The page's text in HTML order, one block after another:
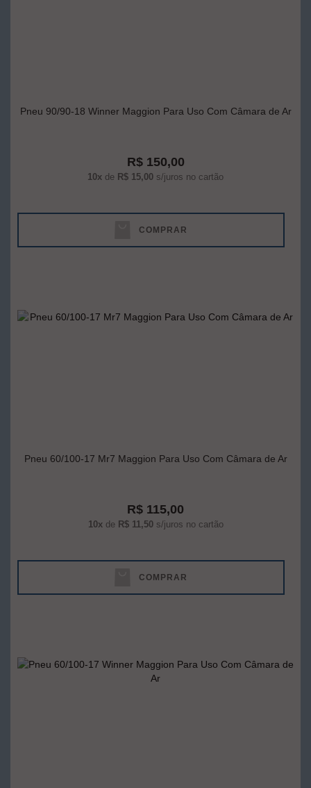
Pneu 90/90-18 Winner Maggion Para Uso Com Câmara de Ar
R$ 150,00
10x de R$ 15,00 s/juros no cartão
COMPRAR
Pneu 60/100-17 Mr7 Maggion Para Uso Com Câmara de Ar
R$ 115,00
10xde R$ 11,50s/juros no cartão
COMPRAR